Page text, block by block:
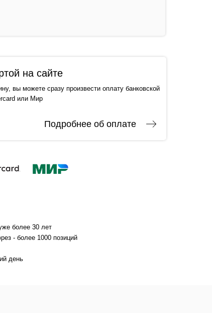
на сайте
вы можете сразу произвести оплату банковской
или Мир
Подробнее об оплате
более 30 лет
- более 1000 позиций
день